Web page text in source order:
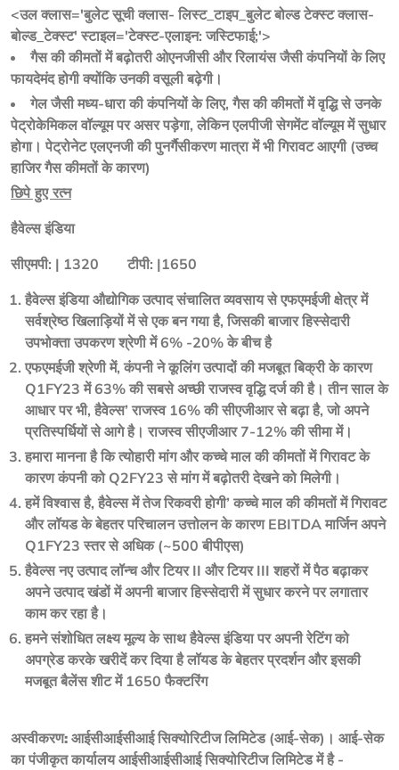
<उल क्लास='बुलेट सूची क्लास- लिस्ट_टाइप_बुलेट बोल्ड टेक्स्ट क्लास-
बोल्ड_टेक्स्ट' स्टाइल='टेक्स्ट-एलाइन: जस्टिफाई;'>
गैस की कीमतों में बढ़ोतरी ओएनजीसी और रिलायंस जैसी कंपनियों के लिए
फायदेमंद होगी क्योंकि उनकी वसूली बढ़ेगी।
गेल जैसी मध्य-धारा की कंपनियों के लिए, गैस की कीमतों में वृद्धि से उनके
पेट्रोकेमिकल वॉल्यूम पर असर पड़ेगा, लेकिन एलपीजी सेगमेंट वॉल्यूम में सुधार
होगा। पेट्रोनेट एलएनजी की पुनर्गैसीकरण मात्रा में भी गिरावट आएगी (उच्च
हाजिर गैस कीमतों के कारण)
छिपे हुए रत्न
हैवेल्स इंडिया
सीएमपी: | 1320        टीपी: |1650
हैवेल्स इंडिया औद्योगिक उत्पाद संचालित व्यवसाय से एफएमईजी क्षेत्र में
सर्वश्रेष्ठ खिलाड़ियों में से एक बन गया है, जिसकी बाजार हिस्सेदारी
उपभोक्ता उपकरण श्रेणी में 6% -20% के बीच है
एफएमईजी श्रेणी में, कंपनी ने कूलिंग उत्पादों की मजबूत बिक्री के कारण
Q1FY23 में 63% की सबसे अच्छी राजस्व वृद्धि दर्ज की है। तीन साल के
आधार पर भी, हैवेल्स’ राजस्व 16% की सीएजीआर से बढ़ा है, जो अपने
प्रतिस्पर्धियों से आगे है। राजस्व सीएजीआर 7-12% की सीमा में।
हमारा मानना ​​है कि त्योहारी मांग और कच्चे माल की कीमतों में गिरावट के
कारण कंपनी को Q2FY23 से मांग में बढ़ोतरी देखने को मिलेगी।
हमें विश्वास है, हैवेल्स में तेज रिकवरी होगी’ कच्चे माल की कीमतों में गिरावट
और लॉयड के बेहतर परिचालन उत्तोलन के कारण EBITDA मार्जिन अपने
Q1FY23 स्तर से अधिक (~500 बीपीएस)
हैवेल्स नए उत्पाद लॉन्च और टियर II और टियर III शहरों में पैठ बढ़ाकर
अपने उत्पाद खंडों में अपनी बाजार हिस्सेदारी में सुधार करने पर लगातार
काम कर रहा है।
हमने संशोधित लक्ष्य मूल्य के साथ हैवेल्स इंडिया पर अपनी रेटिंग को
अपग्रेड करके खरीदें कर दिया है लॉयड के बेहतर प्रदर्शन और इसकी
मजबूत बैलेंस शीट में 1650 फैक्टरिंग
अस्वीकरण: आईसीआईसीआई सिक्योरिटीज लिमिटेड (आई-सेक)। आई-सेक
का पंजीकृत कार्यालय आईसीआईसीआई सिक्योरिटीज लिमिटेड में है -